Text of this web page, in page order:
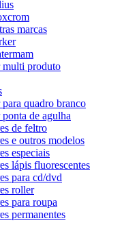
marcas
multi produto
quadro branco
de agulha
de feltro
e outros modelos
especiais
lápis fluorescentes
para cd/dvd
roller
para roupa
permanentes